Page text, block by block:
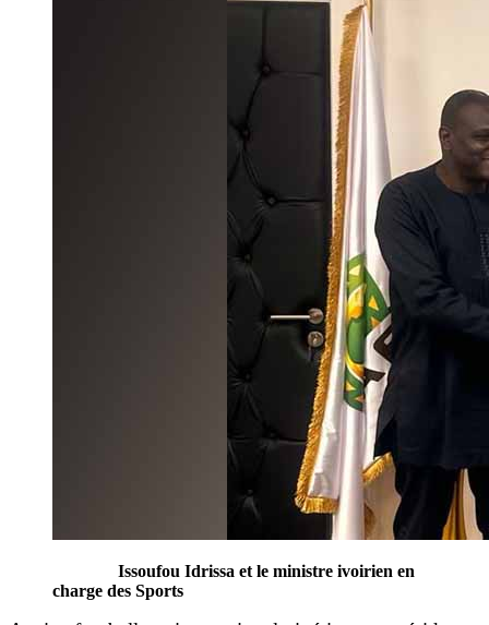
Issoufou Idrissa et le ministre ivoirien en
charge des Sports